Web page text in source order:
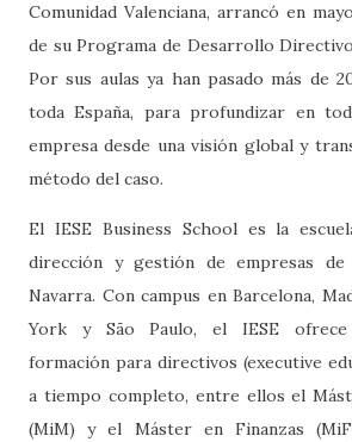
Comunidad Valenciana, arrancó en
de su Programa de Desarrollo
Por sus aulas ya han pasado más de
toda España, para profundizar en
empresa desde una visión global y
método del caso.
El IESE Business School es la
dirección y gestión de empresas de
Navarra. Con campus en Barcelona,
York y São Paulo, el IESE ofrece
formación para directivos (executive
a tiempo completo, entre ellos el
(MiM) y el Máster en Finanzas